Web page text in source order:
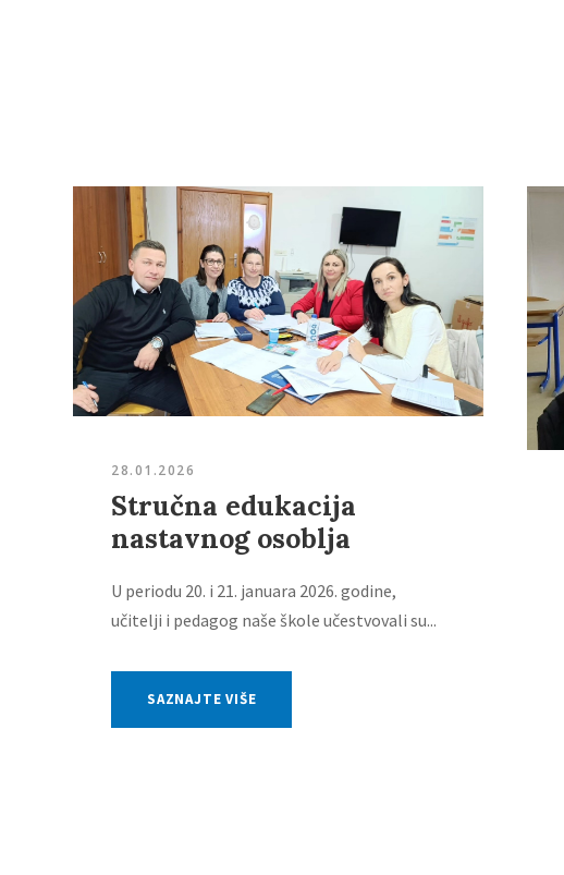
28.01.2026
Stručna edukacija
nastavnog osoblja
U periodu 20. i 21. januara 2026. godine,
učitelji i pedagog naše škole učestvovali su...
SAZNAJTE VIŠE